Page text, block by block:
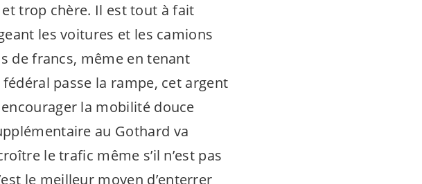
trop chère. Il est tout à fait
les voitures et les camions
de francs, même en tenant
passe la rampe, cet argent
la mobilité douce
au Gothard va
le trafic même s’il n’est pas
le meilleur moyen d’enterrer